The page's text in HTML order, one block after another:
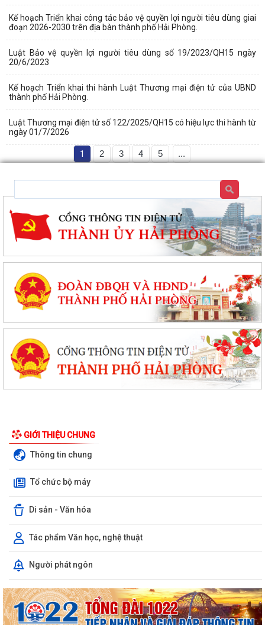
Kế hoạch Triển khai công tác bảo vệ quyền lợi người tiêu dùng giai
đoạn 2026-2030 trên địa bàn thành phố Hải Phòng.
Luật Bảo vệ quyền lợi người tiêu dùng số 19/2023/QH15 ngày
20/6/2023
Kế hoạch Triển khai thi hành Luật Thương mại điện tử của UBND
thành phố Hải Phòng.
Luật Thương mại điện tử số 122/2025/QH15 có hiệu lực thi hành từ
ngày 01/7/2026
1 2 3 4 5 ...
GIỚI THIỆU CHUNG
Thông tin chung
Tổ chức bộ máy
Di sản - Văn hóa
Tác phẩm Văn học, nghệ thuật
Người phát ngôn
cuốn lá nhỏ lứa 5 phát sinh gây hại.
Xã Hà Bắc: Tuyên truyền, vận động các hộ gia đình chấp hành kiểm
đếm bắt buộc để giải phóng mặt...